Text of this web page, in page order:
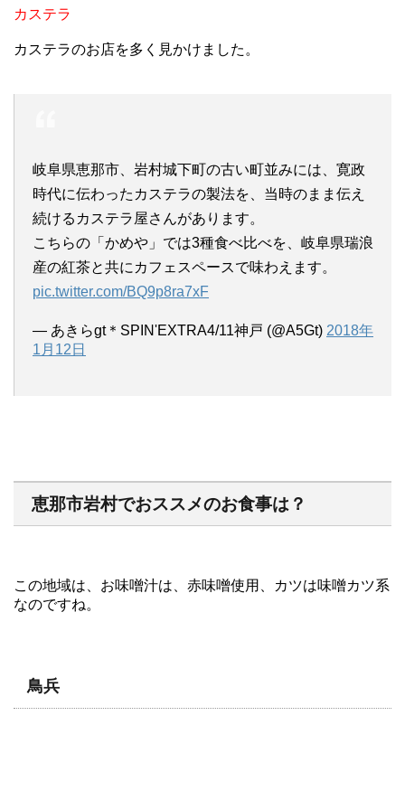
カステラ
カステラのお店を多く見かけました。
岐阜県恵那市、岩村城下町の古い町並みには、寛政
時代に伝わったカステラの製法を、当時のまま伝え
続けるカステラ屋さんがあります。
こちらの「かめや」では3種食べ比べを、岐阜県瑞浪
産の紅茶と共にカフェスペースで味わえます。
pic.twitter.com/BQ9p8ra7xF
— あきらgt＊SPIN'EXTRA4/11神戸 (@A5Gt) 2018年
1月12日
恵那市岩村でおススメのお食事は？
この地域は、お味噌汁は、赤味噌使用、カツは味噌カツ系
なのですね。
鳥兵